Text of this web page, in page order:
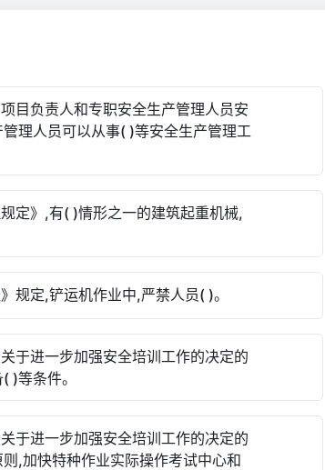
目负责人和专职安全生产管理人员安
理人员可以从事( )等安全生产管理工
定》,有( )情形之一的建筑起重机械,
规定,铲运机作业中,严禁人员( )。
于进一步加强安全培训工作的决定的
)等条件。
于进一步加强安全培训工作的决定的
,加快特种作业实际操作考试中心和